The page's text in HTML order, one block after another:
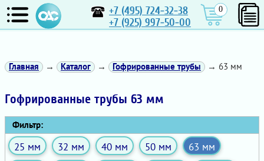
+7 (495) 724-32-38
+7 (925) 997-50-00
0
Главная → Каталог → Гофрированные трубы → 63 мм
Гофрированные трубы 63 мм
Фильтр:
25 мм 32 мм 40 мм 50 мм
63 мм